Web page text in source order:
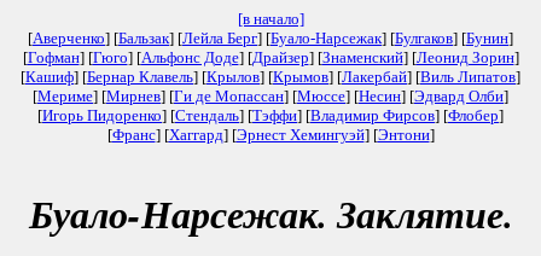
[в начало]
[Аверченко] [Бальзак] [Лейла Берг] [Буало-Нарсежак] [Булгаков] [Бунин]
[Гофман] [Гюго] [Альфонс Доде] [Драйзер] [Знаменский] [Леонид Зорин]
[Кашиф] [Бернар Клавель] [Крылов] [Крымов] [Лакербай] [Виль Липатов]
[Мериме] [Мирнев] [Ги де Мопассан] [Мюссе] [Несин] [Эдвард Олби]
[Игорь Пидоренко] [Стендаль] [Тэффи] [Владимир Фирсов] [Флобер]
[Франс] [Хаггард] [Эрнест Хемингуэй] [Энтони]
Буало-Нарсежак. Заклятие.